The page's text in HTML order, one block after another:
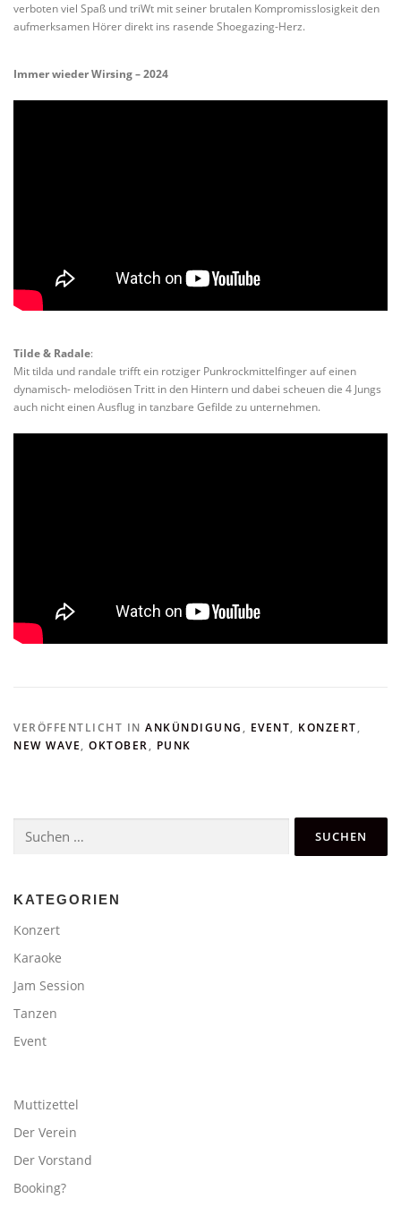
verboten viel Spaß und triWt mit seiner brutalen Kompromisslosigkeit den
aufmerksamen Hörer direkt ins rasende Shoegazing-Herz.
Immer wieder Wirsing – 2024
Tilde & Radale:
Mit tilda und randale trifft ein rotziger Punkrockmittelfinger auf einen
dynamisch- melodiösen Tritt in den Hintern und dabei scheuen die 4 Jungs
auch nicht einen Ausflug in tanzbare Gefilde zu unternehmen.
VERÖFFENTLICHT IN ANKÜNDIGUNG , EVENT, KONZERT,
NEW WAVE, OKTOBER, PUNK
nach:
KATEGORIEN
Konzert
Karaoke
Jam Session
Tanzen
Event
Muttizettel
Der Verein
Der Vorstand
Booking?